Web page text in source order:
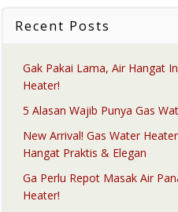
Recent Posts
Gak Pakai Lama, Air Hangat
Heater!
5 Alasan Wajib Punya Gas
New Arrival! Gas Water
Hangat Praktis & Elegan
Ga Perlu Repot Masak Air
Heater!